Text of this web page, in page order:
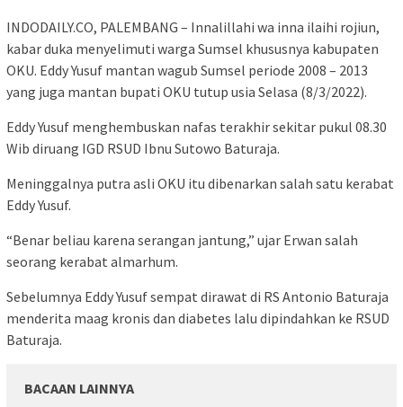
INDODAILY.CO, PALEMBANG – Innalillahi wa inna ilaihi rojiun,
kabar duka menyelimuti warga Sumsel khususnya kabupaten
OKU. Eddy Yusuf mantan wagub Sumsel periode 2008 – 2013
yang juga mantan bupati OKU tutup usia Selasa (8/3/2022).
Eddy Yusuf menghembuskan nafas terakhir sekitar pukul 08.30
Wib diruang IGD RSUD Ibnu Sutowo Baturaja.
Meninggalnya putra asli OKU itu dibenarkan salah satu kerabat
Eddy Yusuf.
“Benar beliau karena serangan jantung,” ujar Erwan salah
seorang kerabat almarhum.
Sebelumnya Eddy Yusuf sempat dirawat di RS Antonio Baturaja
menderita maag kronis dan diabetes lalu dipindahkan ke RSUD
Baturaja.
BACAAN LAINNYA